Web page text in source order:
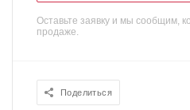
Оставьте заявку и мы сообщим,
продаже.
Поделиться